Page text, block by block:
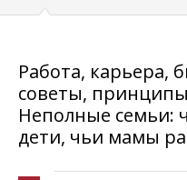
Работа, карьера,
советы,
Неполные семьи:
дети, чьи мамы